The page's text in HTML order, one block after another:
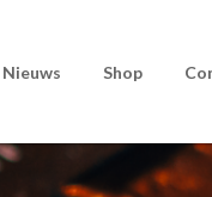
Nieuws Shop